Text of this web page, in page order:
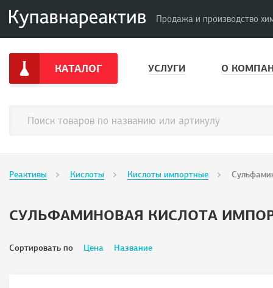
Продажа и производство
КАТАЛОГ УСЛУГИ О
Реактивы Кислоты Кислоты импортные
СУЛЬФАМИНОВАЯ КИСЛОТА
Сортировать по Цена Название